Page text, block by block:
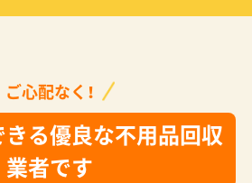
ご心配なく！
る優良な不用品回収
業者です